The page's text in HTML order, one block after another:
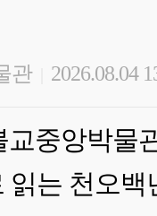
관 2026.08.04
교중앙박물
읽는 천오백